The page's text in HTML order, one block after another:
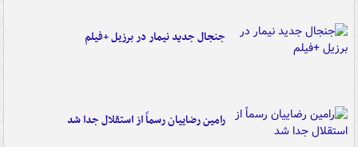
جنجال جدید نیمار در برزیل +فیلم
رامین رضاییان رسماً از استقلال جدا شد